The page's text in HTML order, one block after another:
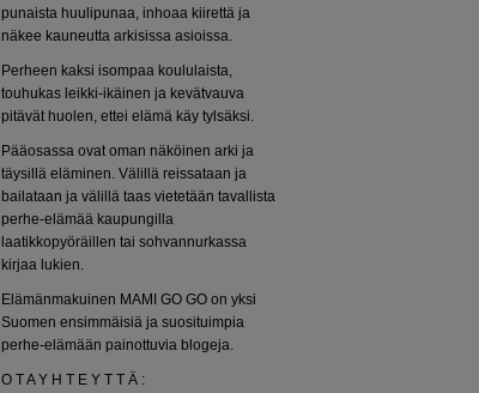
punaista huulipunaa, inhoaa kiirettä ja
näkee kauneutta arkisissa asioissa.
Perheen kaksi isompaa koululaista,
touhukas leikki-ikäinen ja kevätvauva
pitävät huolen, ettei elämä käy tylsäksi.
Pääosassa ovat oman näköinen arki ja
täysillä eläminen. Välillä reissataan ja
bailataan ja välillä taas vietetään tavallista
perhe-elämää kaupungilla
laatikkopyöräillen tai sohvannurkassa
kirjaa lukien.
Elämänmakuinen MAMI GO GO on yksi
Suomen ensimmäisiä ja suosituimpia
perhe-elämään painottuvia blogeja.
O T A Y H T E Y T T Ä :